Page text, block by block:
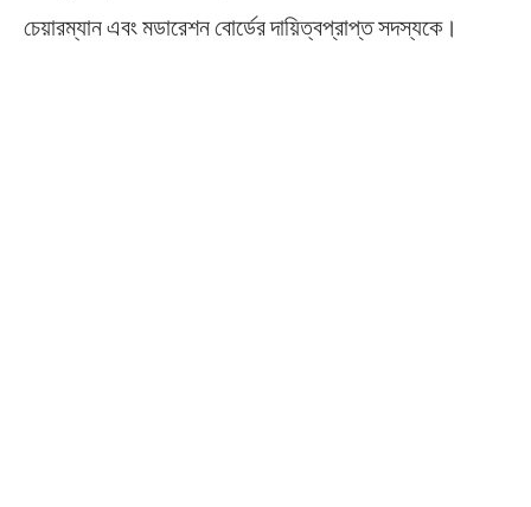
চেয়ারম্যান এবং মডারেশন বোর্ডের দায়িত্বপ্রাপ্ত সদস্যকে।